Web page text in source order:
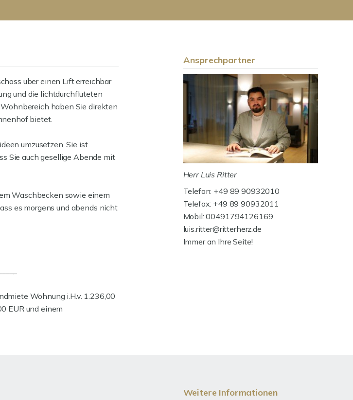
über einen Lift erreichbar
und die lichtdurchfluteten
haben Sie direkten
bietet.
umzusetzen. Sie ist
Sie auch gesellige Abende mit
Waschbecken sowie einem
es morgens und abends nicht
Wohnung i.H.v. 1.236,00
EUR und einem
Ansprechpartner
Herr Luis Ritter
Telefon: +49 89 90932010
Telefax: +49 89 90932011
Mobil: 00491794126169
luis.ritter@ritterherz.de
Immer an Ihre Seite!
Weitere Informationen